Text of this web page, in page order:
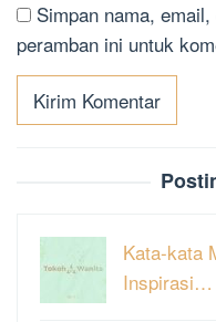
Simpan nama,
peramban ini untuk
Kata-kata
Inspirasi…